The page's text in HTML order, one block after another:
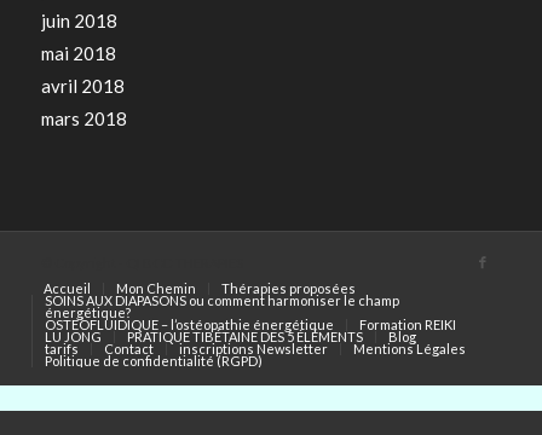
juin 2018
mai 2018
avril 2018
mars 2018
Accueil
Mon Chemin Thérapies proposées
SOINS AUX DIAPASONS ou comment harmoniser le champ
énergétique?
OSTEOFLUIDIQUE – l’ostéopathie énergétique Formation REIKI
LU JONG PRATIQUE TIBÉTAINE DES 5 ÉLÉMENTS Blog
tarifs Contact inscriptions Newsletter Mentions Légales
Politique de confidentialité (RGPD)